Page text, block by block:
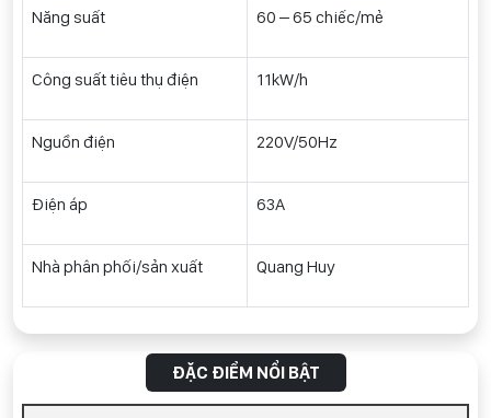
Năng suất 60 – 65 chiếc/mẻ
Công suất tiêu thụ điện 11kW/h
Nguồn điện 220V/50Hz
Điện áp 63A
Nhà phân phối/sản xuất Quang Huy
ĐẶC ĐIỂM NỔI BẬT